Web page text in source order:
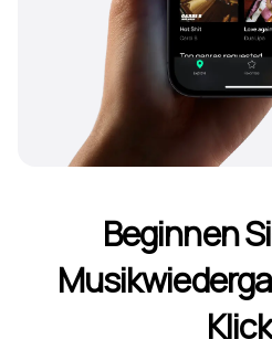
Beginnen